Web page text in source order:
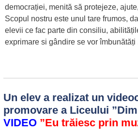
democrației, menită să protejeze,
Scopul nostru este unul tare frumos,
elevii ce fac parte din consiliu,
exprimare si gândire se vor îmbunătăți
Un elev a realizat un
promovare a Liceului
VIDEO ”Eu trăiesc prin